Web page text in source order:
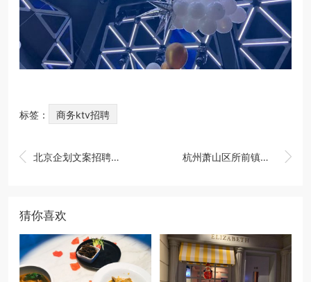
标签： 商务ktv招聘
 北京企划文案招聘（北京创意策划文案招募） 
杭州萧山区所前镇附近酒吧招聘女招待,接受新人的
猜你喜欢